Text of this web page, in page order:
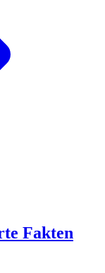
Fakten